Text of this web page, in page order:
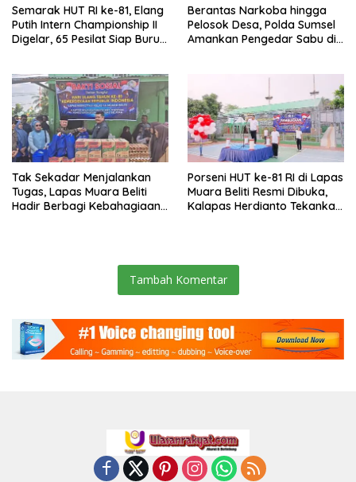
Semarak HUT RI ke-81, Elang
Putih Intern Championship II
Digelar, 65 Pesilat Siap Buru
Berantas Narkoba hingga
Pelosok Desa, Polda Sumsel
Amankan Pengedar Sabu di
Tak Sekadar Menjalankan
Tugas, Lapas Muara Beliti
Hadir Berbagi Kebahagiaan
Porseni HUT ke-81 RI di Lapas
Muara Beliti Resmi Dibuka,
Kalapas Herdianto Tekankan
Tambah Komentar